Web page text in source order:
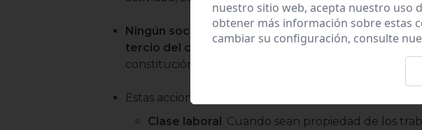
Ningún socio podrá poseer acciones o
tercio del capital social
. Sin embargo, si solo tiene
constitución podrán repartirse el capital social y los
Estas acciones o participaciones se dividen en dos
Clase laboral. Cuando sean propiedad de los
nuestro sitio web, acepta nuestro uso
obtener más información sobre estas
cambiar su configuración, consulte